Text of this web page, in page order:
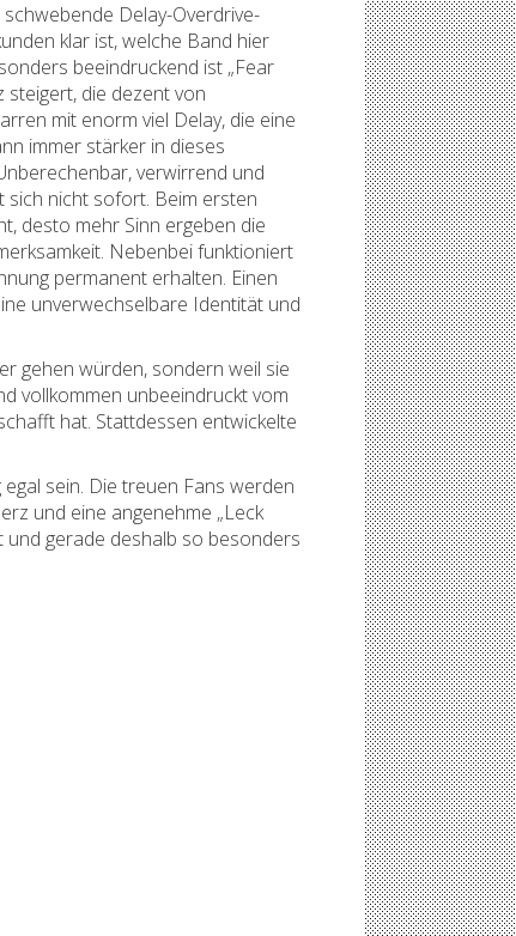
Delay-Overdrive-
klar ist, welche Band hier
beeindruckend ist „Fear
steigert, die dezent von
mit enorm viel Delay, die eine
immer stärker in dieses
verwirrend und
sich nicht sofort. Beim ersten
desto mehr Sinn ergeben die
Nebenbei funktioniert
permanent erhalten. Einen
unverwechselbare Identität und
gehen würden, sondern weil sie
vollkommen unbeeindruckt vom
hat. Stattdessen entwickelte
sein. Die treuen Fans werden
und eine angenehme „Leck
und gerade deshalb so besonders